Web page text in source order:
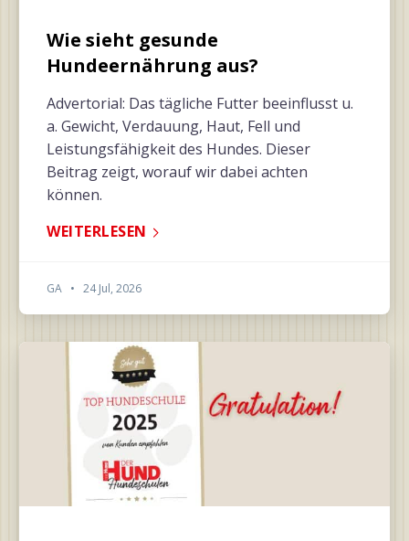
Wie sieht gesunde
Hundeernährung aus?
Advertorial: Das tägliche Futter beeinflusst u.
a. Gewicht, Verdauung, Haut, Fell und
Leistungsfähigkeit des Hundes. Dieser
Beitrag zeigt, worauf wir dabei achten
können.
WEITERLESEN
GA • 24 Jul, 2026